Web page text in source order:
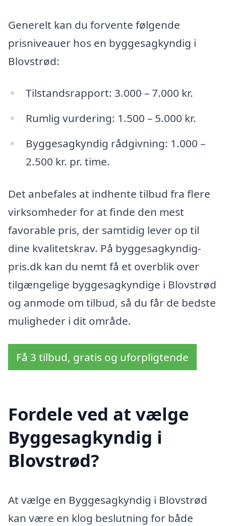
Generelt kan du forvente følgende
prisniveauer hos en byggesagkyndig i
Blovstrød:
Tilstandsrapport: 3.000 – 7.000 kr.
Rumlig vurdering: 1.500 – 5.000 kr.
Byggesagkyndig rådgivning: 1.000 –
2.500 kr. pr. time.
Det anbefales at indhente tilbud fra flere
virksomheder for at finde den mest
favorable pris, der samtidig lever op til
dine kvalitetskrav. På byggesagkyndig-
pris.dk kan du nemt få et overblik over
tilgængelige byggesagkyndige i Blovstrød
og anmode om tilbud, så du får de bedste
muligheder i dit område.
Få 3 tilbud, gratis og uforpligtende
Fordele ved at vælge
Byggesagkyndig i
Blovstrød?
At vælge en Byggesagkyndig i Blovstrød
kan være en klog beslutning for både